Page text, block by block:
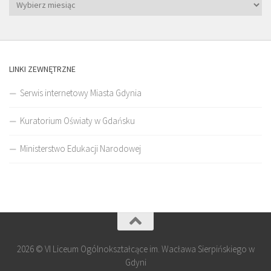
LINKI ZEWNĘTRZNE
Serwis internetowy Miasta Gdynia
Kuratorium Oświaty w Gdańsku
Ministerstwo Edukacji Narodowej
2026 © VI Liceum Ogólnokształcące im. Wacława Sierpińskiego w
Gdyni